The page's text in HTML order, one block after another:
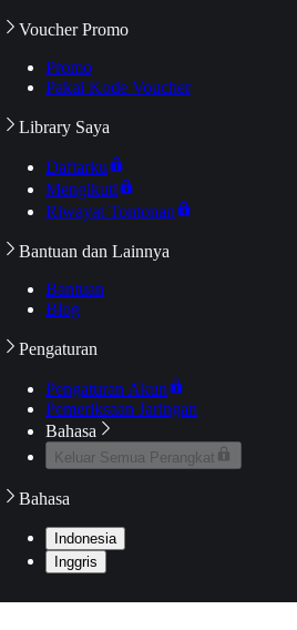
Voucher Promo
Promo
Pakai Kode Voucher
Library Saya
Daftarku
Mengikuti
Riwayat Tontonan
Bantuan dan Lainnya
Bantuan
Blog
Pengaturan
Pengaturan Akun
Pemeriksaan Jaringan
Bahasa
Keluar Semua Perangkat
Bahasa
Indonesia
Inggris